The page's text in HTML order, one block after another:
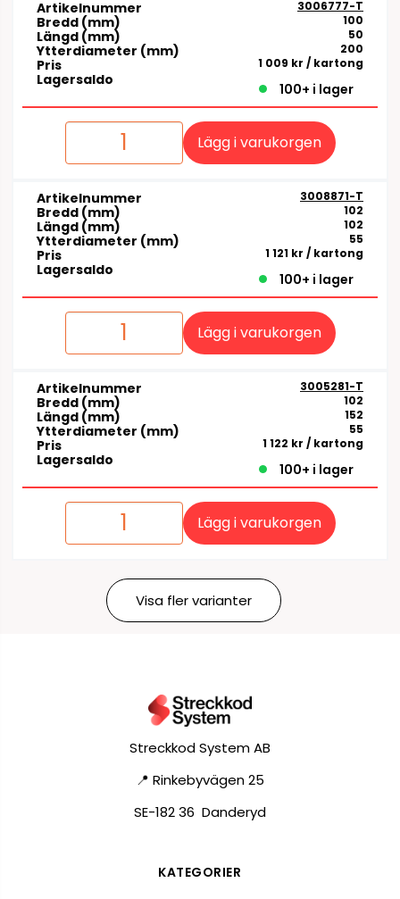
Artikelnummer 3006777-T
Bredd (mm) 100
Längd (mm) 50
Ytterdiameter (mm) 200
Pris 1 009 kr / kartong
Lagersaldo
100+ i lager
Lägg i varukorgen
Artikelnummer 3008871-T
Bredd (mm) 102
Längd (mm) 102
Ytterdiameter (mm) 55
Pris 1 121 kr / kartong
Lagersaldo
100+ i lager
Lägg i varukorgen
Artikelnummer 3005281-T
Bredd (mm) 102
Längd (mm) 152
Ytterdiameter (mm) 55
Pris 1 122 kr / kartong
Lagersaldo
100+ i lager
Lägg i varukorgen
Visa fler varianter
Streckkod System AB
📍 Rinkebyvägen 25
SE-182 36 Danderyd
KATEGORIER